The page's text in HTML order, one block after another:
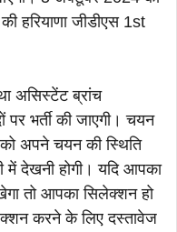
हरियाणा जीडीएस 1st
असिस्टेंट ब्रांच
भर्ती की जाएगी। चयन
को अपने चयन की स्थिति
में देखनी होगी। यदि आपका
तो आपका सिलेक्शन हो
करने के लिए दस्तावेज